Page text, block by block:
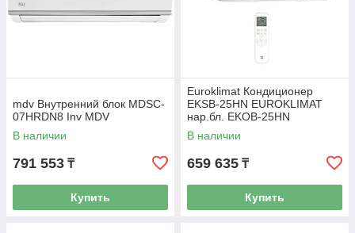
mdv Внутренний блок MDSC-
07HRDN8 Inv MDV
В наличии
791 553 ₸
Купить
Euroklimat Кондиционер
EKSB-25HN EUROKLIMAT
нар.бл. EKOB-25HN
В наличии
659 635 ₸
Купить